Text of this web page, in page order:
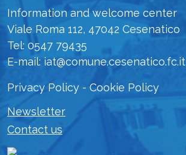
Information and welcome center
Viale Roma 112, 47042 Cesenatico
Tel: 0547 79435
E-mail: iat@comune.cesenatico.fc.it
Privacy Policy - Cookie Policy
Newsletter
Contact us